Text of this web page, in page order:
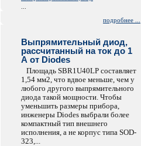
подробнее ...
Выпрямительный диод,
рассчитанный на ток до 1
А от Diodes
Площадь SBR1U40LP составляет
1,54 мм2, что вдвое меньше, чем у
любого другого выпрямительного
диода такой мощности. Чтобы
уменьшить размеры прибора,
инженеры Diodes выбрали более
компактный тип внешнего
исполнения, а не корпус типа SOD-
323,...